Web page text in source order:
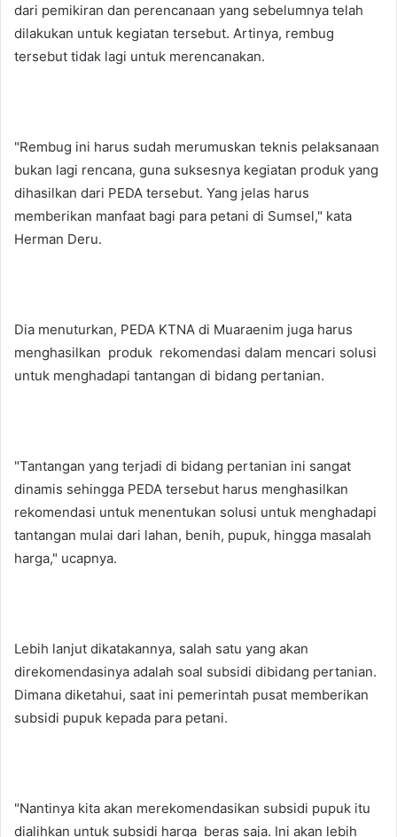
dari pemikiran dan perencanaan yang sebelumnya telah
dilakukan untuk kegiatan tersebut. Artinya, rembug
tersebut tidak lagi untuk merencanakan.
"Rembug ini harus sudah merumuskan teknis pelaksanaan
bukan lagi rencana, guna suksesnya kegiatan produk yang
dihasilkan dari PEDA tersebut. Yang jelas harus
memberikan manfaat bagi para petani di Sumsel," kata
Herman Deru.
Dia menuturkan, PEDA KTNA di Muaraenim juga harus
menghasilkan produk rekomendasi dalam mencari solusi
untuk menghadapi tantangan di bidang pertanian.
"Tantangan yang terjadi di bidang pertanian ini sangat
dinamis sehingga PEDA tersebut harus menghasilkan
rekomendasi untuk menentukan solusi untuk menghadapi
tantangan mulai dari lahan, benih, pupuk, hingga masalah
harga," ucapnya.
Lebih lanjut dikatakannya, salah satu yang akan
direkomendasinya adalah soal subsidi dibidang pertanian.
Dimana diketahui, saat ini pemerintah pusat memberikan
subsidi pupuk kepada para petani.
"Nantinya kita akan merekomendasikan subsidi pupuk itu
dialihkan untuk subsidi harga beras saja. Ini akan lebih